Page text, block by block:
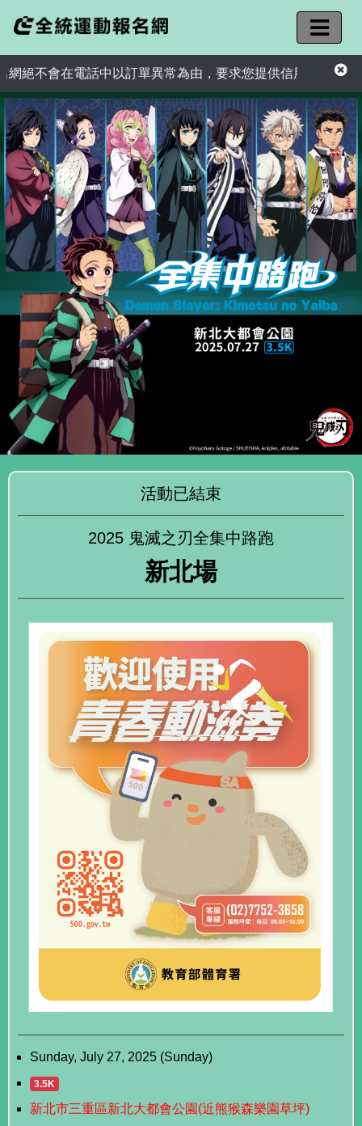
電話中以訂單異常為由，要求您提供信用卡資訊或ATM匯款
活動已結束
2025 鬼滅之刃全集中路跑
新北場
Sunday, July 27, 2025 (Sunday)
3.5K
新北市三重區新北大都會公園(近熊猴森樂園草坪)